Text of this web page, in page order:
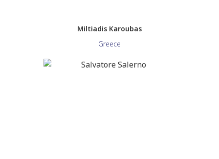
Miltiadis Karoubas
Greece